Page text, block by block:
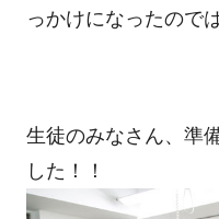
っかけになったので
生徒のみなさん、準
した！！